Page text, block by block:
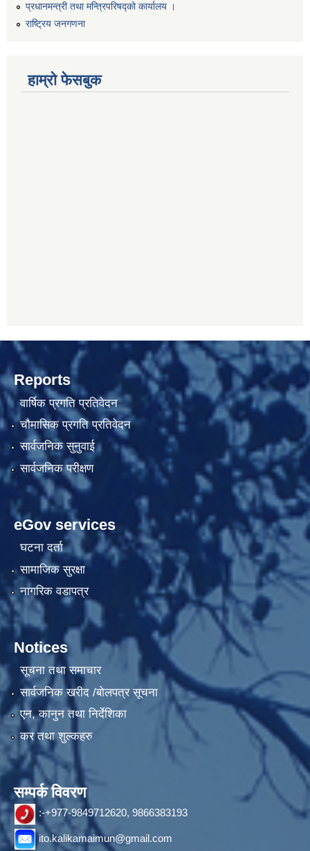
प्रधानमन्त्री तथा मन्त्रिपरिषद्को कार्यालय ।
राष्ट्रिय जनगणना
हाम्रो फेसबुक
Reports
वार्षिक प्रगति प्रतिवेदन
चौमासिक प्रगति प्रतिवेदन
सार्वजनिक सुनुवाई
सार्वजनिक परीक्षण
eGov services
घटना दर्ता
सामाजिक सुरक्षा
नागरिक वडापत्र
Notices
सूचना तथा समाचार
सार्वजनिक खरीद /बोलपत्र सूचना
एन, कानुन तथा निर्देशिका
कर तथा शुल्कहरु
सम्पर्क विवरण
:-+977-9849712620, 9866383193
ito.kalikamaimun@gmail.com